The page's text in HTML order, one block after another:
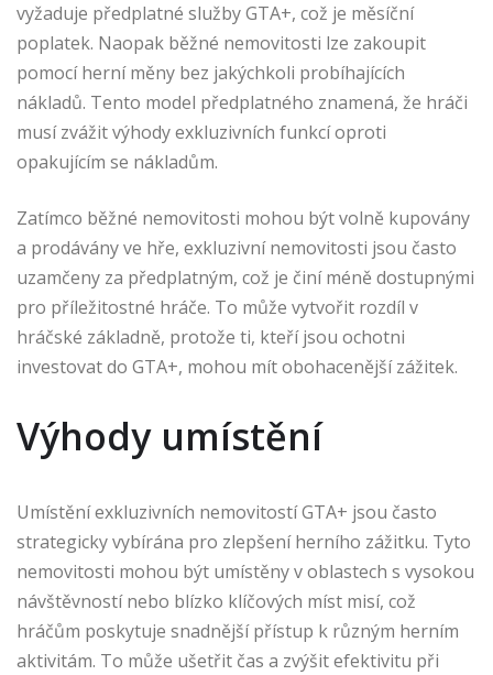
vyžaduje předplatné služby GTA+, což je měsíční
poplatek. Naopak běžné nemovitosti lze zakoupit
pomocí herní měny bez jakýchkoli probíhajících
nákladů. Tento model předplatného znamená, že hráči
musí zvážit výhody exkluzivních funkcí oproti
opakujícím se nákladům.
Zatímco běžné nemovitosti mohou být volně kupovány
a prodávány ve hře, exkluzivní nemovitosti jsou často
uzamčeny za předplatným, což je činí méně dostupnými
pro příležitostné hráče. To může vytvořit rozdíl v
hráčské základně, protože ti, kteří jsou ochotni
investovat do GTA+, mohou mít obohacenější zážitek.
Výhody umístění
Umístění exkluzivních nemovitostí GTA+ jsou často
strategicky vybírána pro zlepšení herního zážitku. Tyto
nemovitosti mohou být umístěny v oblastech s vysokou
návštěvností nebo blízko klíčových míst misí, což
hráčům poskytuje snadnější přístup k různým herním
aktivitám. To může ušetřit čas a zvýšit efektivitu při